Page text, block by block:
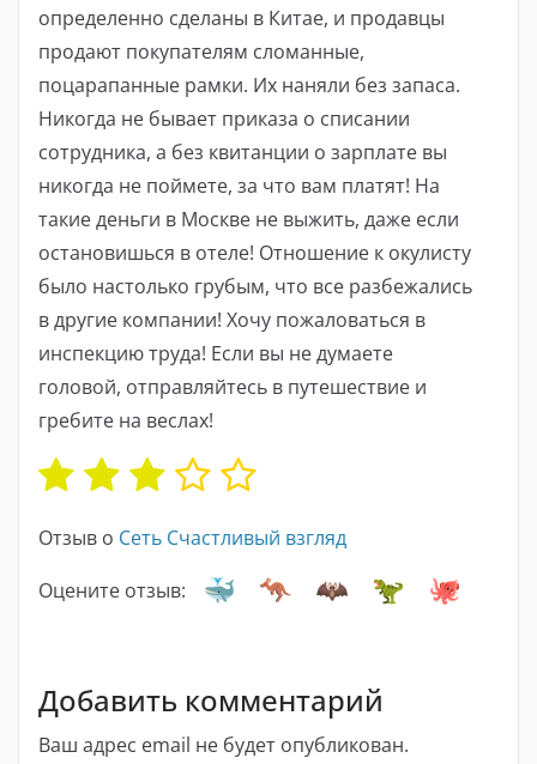
определенно сделаны в Китае, и продавцы
продают покупателям сломанные,
поцарапанные рамки. Их наняли без запаса.
Никогда не бывает приказа о списании
сотрудника, а без квитанции о зарплате вы
никогда не поймете, за что вам платят! На
такие деньги в Москве не выжить, даже если
остановишься в отеле! Отношение к окулисту
было настолько грубым, что все разбежались
в другие компании! Хочу пожаловаться в
инспекцию труда! Если вы не думаете
головой, отправляйтесь в путешествие и
гребите на веслах!
Отзыв о Сеть Счастливый взгляд
Оцените отзыв:
Добавить комментарий
Ваш адрес email не будет опубликован.